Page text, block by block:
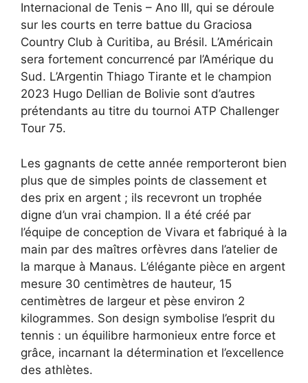
Internacional de Tenis – Ano III, qui se déroule
sur les courts en terre battue du Graciosa
Country Club à Curitiba, au Brésil. L’Américain
sera fortement concurrencé par l’Amérique du
Sud. L’Argentin Thiago Tirante et le champion
2023 Hugo Dellian de Bolivie sont d’autres
prétendants au titre du tournoi ATP Challenger
Tour 75.
Les gagnants de cette année remporteront bien
plus que de simples points de classement et
des prix en argent ; ils recevront un trophée
digne d’un vrai champion. Il a été créé par
l’équipe de conception de Vivara et fabriqué à la
main par des maîtres orfèvres dans l’atelier de
la marque à Manaus. L’élégante pièce en argent
mesure 30 centimètres de hauteur, 15
centimètres de largeur et pèse environ 2
kilogrammes. Son design symbolise l’esprit du
tennis : un équilibre harmonieux entre force et
grâce, incarnant la détermination et l’excellence
des athlètes.